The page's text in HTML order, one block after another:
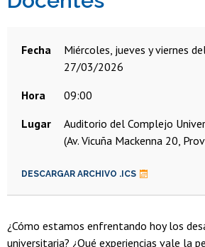
Fecha
miércoles, jueves y viernes del 25/03/2026 al
27/03/2026
Hora
09:00
Lugar
Auditorio del Complejo
(Av. Vicuña Mackenna 20,
DESCARGAR ARCHIVO .ICS
¿Cómo estamos enfrentando hoy los
universitaria? ¿Qué experiencias vale la